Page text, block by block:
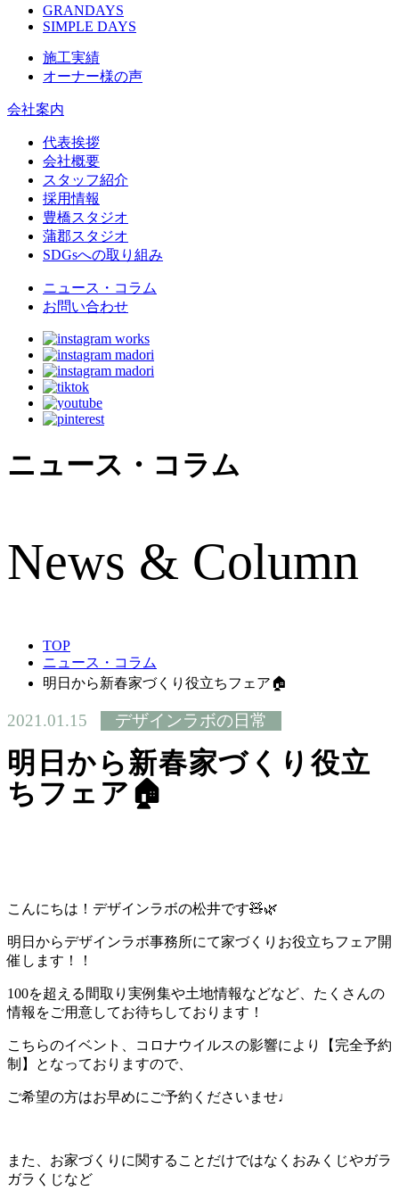
GRANDAYS
SIMPLE DAYS
施工実績
オーナー様の声
会社案内
代表挨拶
会社概要
スタッフ紹介
採用情報
豊橋スタジオ
蒲郡スタジオ
SDGsへの取り組み
ニュース・コラム
お問い合わせ
ニュース・コラム
News & Column
TOP
ニュース・コラム
明日から新春家づくり役立ちフェア🏠
2021.01.15 デザインラボの日常
明日から新春家づくり役立
ちフェア🏠
こんにちは！デザインラボの松井です🧸🌿
明日からデザインラボ事務所にて家づくりお役立ちフェア開
催します！！
100を超える間取り実例集や土地情報などなど、たくさんの
情報をご用意してお待ちしております！
こちらのイベント、コロナウイルスの影響により【完全予約
制】となっておりますので、
ご希望の方はお早めにご予約くださいませ♩
また、お家づくりに関することだけではなくおみくじやガラ
ガラくじなど